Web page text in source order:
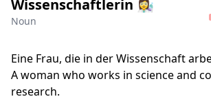
Wissenschaftlerin 👩‍🔬
Noun
Eine Frau, die in der Wissenschaft
A woman who works in science and
research.